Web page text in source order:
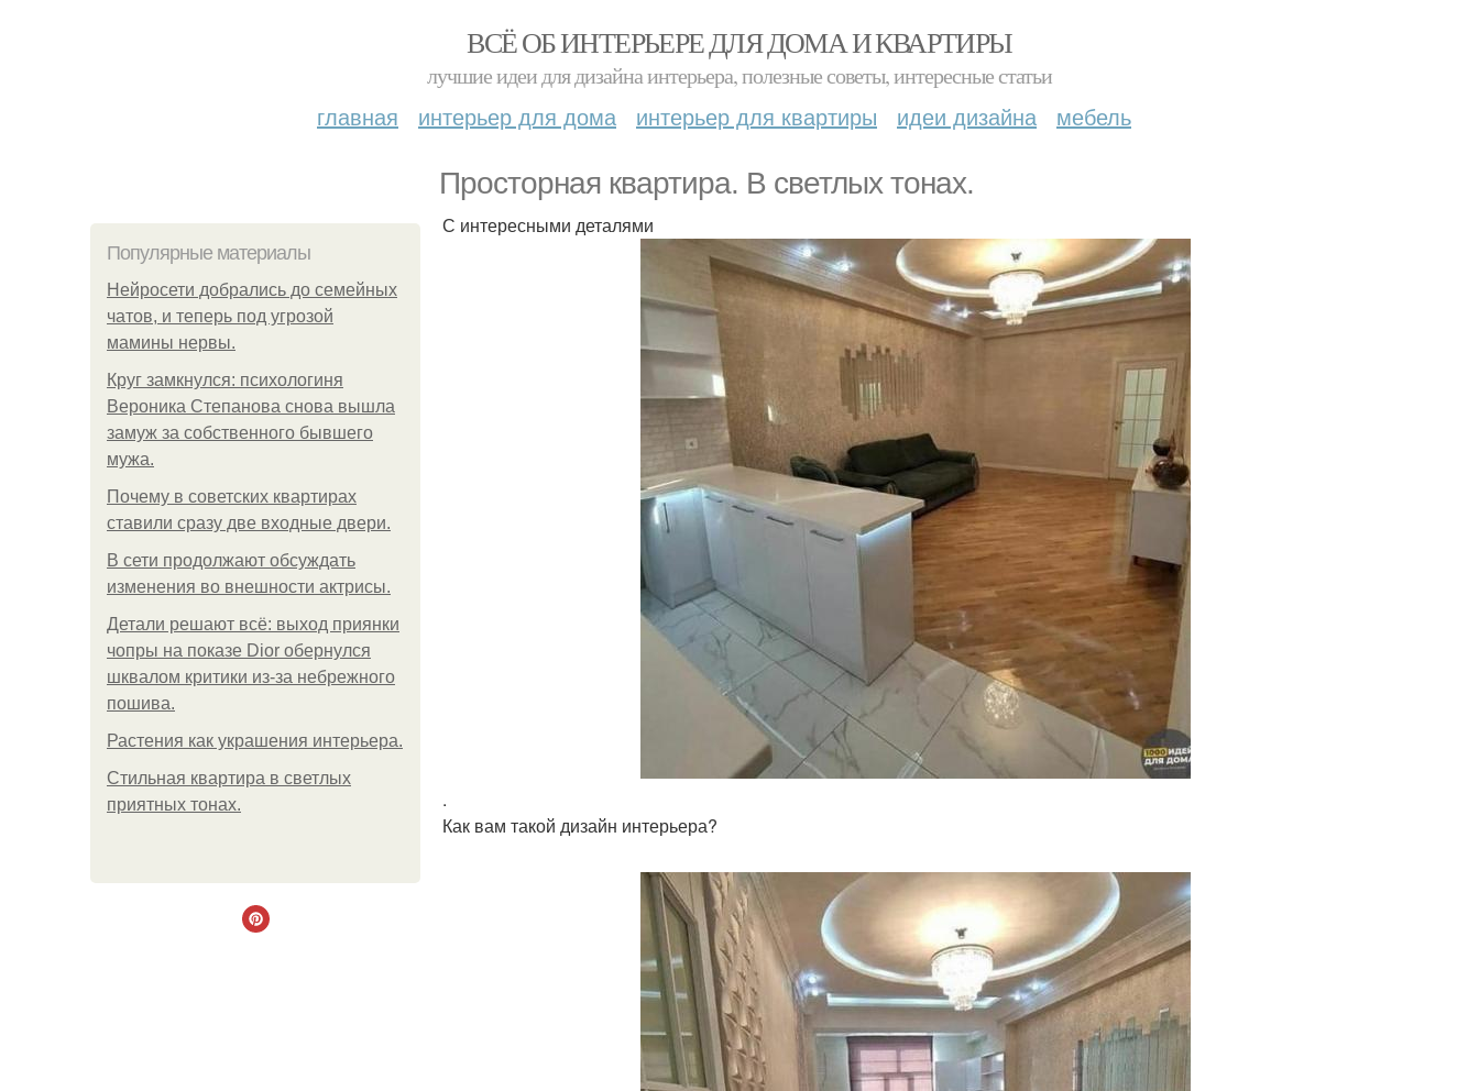
ВСЁ ОБ ИНТЕРЬЕРЕ ДЛЯ ДОМА И КВАРТИРЫ
лучшие идеи для дизайна интерьера, полезные советы, интересные статьи
главная интерьер для дома интерьер для квартиры идеи дизайна мебель
Просторная квартира. В светлых тонах.
Популярные материалы
Нейросети добрались до семейных
чатов, и теперь под угрозой
мамины нервы.
Круг замкнулся: психологиня
Вероника Степанова снова вышла
замуж за собственного бывшего
мужа.
Почему в советских квартирах
ставили сразу две входные двери.
В сети продолжают обсуждать
изменения во внешности актрисы.
Детали решают всё: выход приянки
чопры на показе Dior обернулся
шквалом критики из-за небрежного
пошива.
Растения как украшения интерьера.
Стильная квартира в светлых
приятных тонах.
С интересными деталями
.
Как вам такой дизайн интерьера?